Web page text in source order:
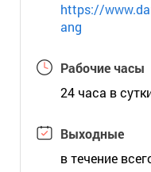
https://
ang
Рабочие часы
24 часа в
Выходные
в течение